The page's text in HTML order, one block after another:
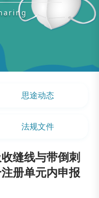
思途动态
法规文件
缝线与带倒刺
册单元内申报